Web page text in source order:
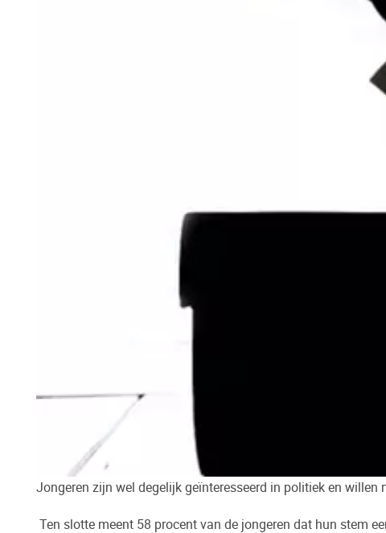
Jongeren zijn wel degelijk geïnteresseerd in politiek en
Ten slotte meent 58 procent van de jongeren dat hun stem